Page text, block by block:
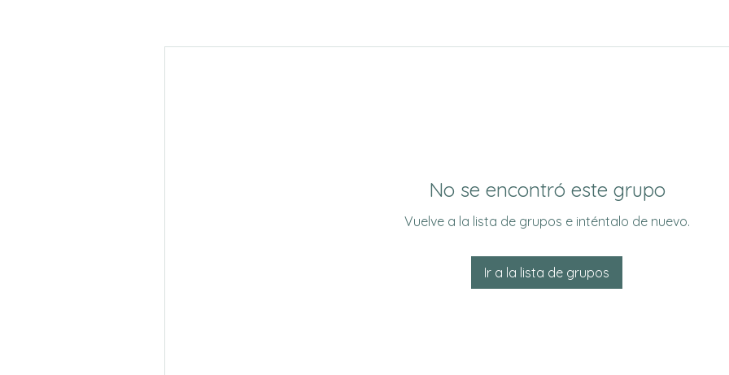
No se encontró este grupo
Vuelve a la lista de grupos e inténtalo de nuevo.
Ir a la lista de grupos